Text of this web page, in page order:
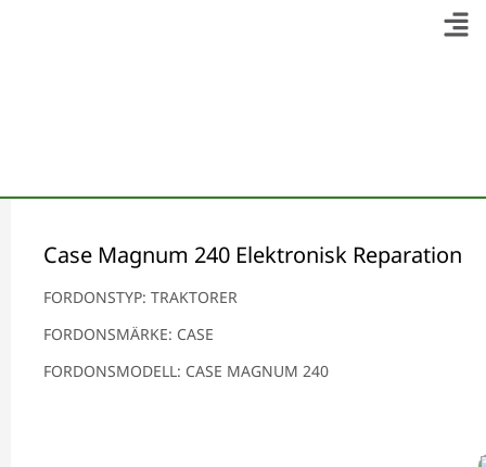
Case Magnum 240 Elektronisk Reparation
FORDONSTYP: TRAKTORER
FORDONSMÄRKE: CASE
FORDONSMODELL: CASE MAGNUM 240